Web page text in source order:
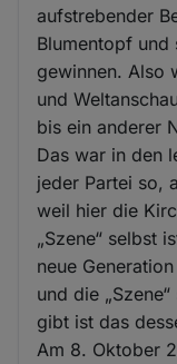
aufstrebender
Blumentopf und
gewinnen. Also
und
bis ein anderer
Das war in den
jeder Partei so,
weil hier die
„Szene“ selbst
neue
und die
gibt ist das
Am 8. Oktober